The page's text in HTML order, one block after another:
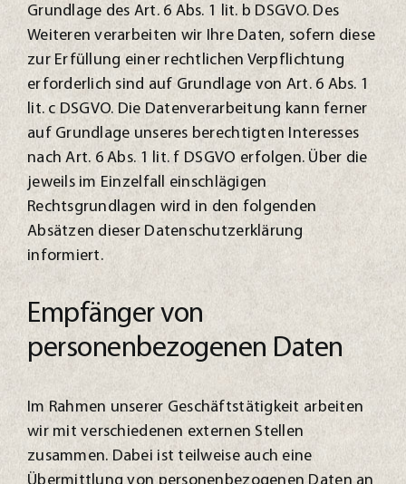
Grundlage des Art. 6 Abs. 1 lit. b DSGVO. Des
Weiteren verarbeiten wir Ihre Daten, sofern diese
zur Erfüllung einer rechtlichen Verpflichtung
erforderlich sind auf Grundlage von Art. 6 Abs. 1
lit. c DSGVO. Die Datenverarbeitung kann ferner
auf Grundlage unseres berechtigten Interesses
nach Art. 6 Abs. 1 lit. f DSGVO erfolgen. Über die
jeweils im Einzelfall einschlägigen
Rechtsgrundlagen wird in den folgenden
Absätzen dieser Datenschutzerklärung
informiert.
Empfänger von
personenbezogenen Daten
Im Rahmen unserer Geschäftstätigkeit arbeiten
wir mit verschiedenen externen Stellen
zusammen. Dabei ist teilweise auch eine